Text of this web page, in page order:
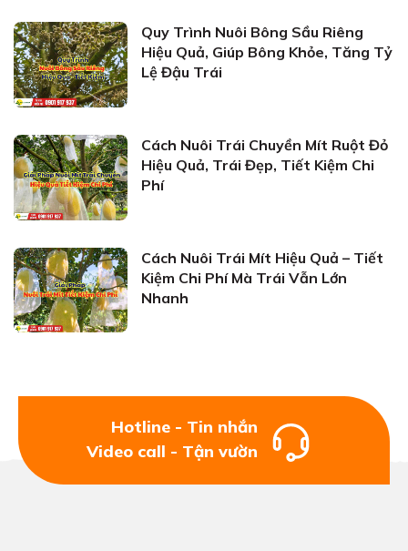
Quy Trình Nuôi Bông Sầu Riêng
Hiệu Quả, Giúp Bông Khỏe, Tăng Tỷ
Lệ Đậu Trái
Cách Nuôi Trái Chuyền Mít Ruột Đỏ
Hiệu Quả, Trái Đẹp, Tiết Kiệm Chi
Phí
Cách Nuôi Trái Mít Hiệu Quả – Tiết
Kiệm Chi Phí Mà Trái Vẫn Lớn
Nhanh
Hotline - Tin nhắn
Video call - Tận vườn